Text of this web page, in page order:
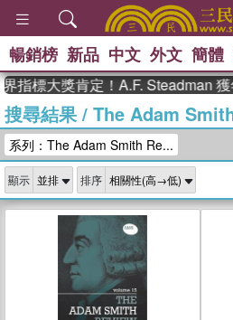
熱搜： 東
、 The
李登輝時
、
群喵 、
暢銷榜 新品 中文 外文 簡體
標大獎肯定！A.F. Steadman 獲
搜尋結果/ The Adam
系列：The Adam Smith Re...
顯示 排序